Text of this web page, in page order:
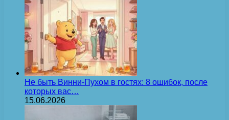
Не быть Винни-Пухом в гостях: 8 ошибок, после
которых вас…
15.06.2026